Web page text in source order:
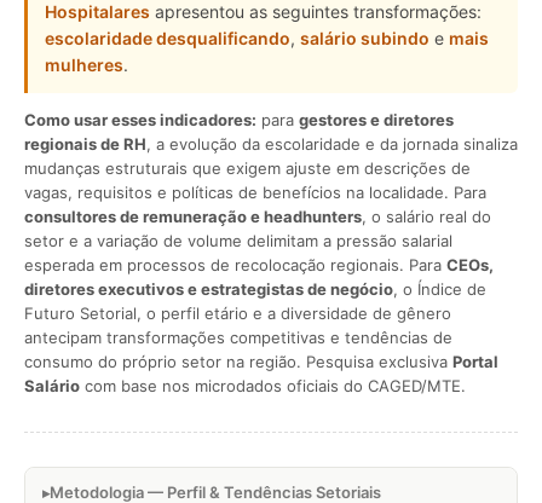
Hospitalares apresentou as seguintes transformações:
escolaridade desqualificando, salário subindo e mais
mulheres.
Como usar esses indicadores: para gestores e diretores
regionais de RH, a evolução da escolaridade e da jornada sinaliza
mudanças estruturais que exigem ajuste em descrições de
vagas, requisitos e políticas de benefícios na localidade. Para
consultores de remuneração e headhunters, o salário real do
setor e a variação de volume delimitam a pressão salarial
esperada em processos de recolocação regionais. Para CEOs,
diretores executivos e estrategistas de negócio, o Índice de
Futuro Setorial, o perfil etário e a diversidade de gênero
antecipam transformações competitivas e tendências de
consumo do próprio setor na região. Pesquisa exclusiva Portal
Salário com base nos microdados oficiais do CAGED/MTE.
Metodologia — Perfil & Tendências Setoriais